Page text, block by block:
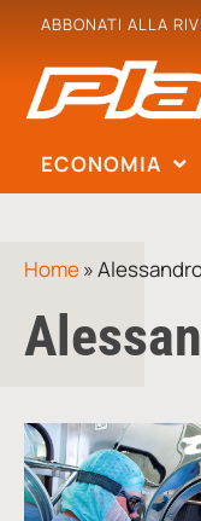
ABBONATI ALLA
ECONOMIA
Home»